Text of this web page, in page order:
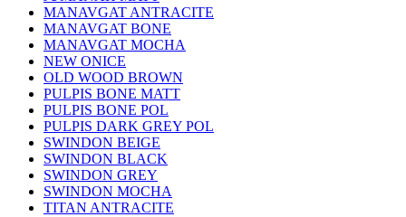
MANAVGAT ANTRACITE
MANAVGAT BONE
MANAVGAT MOCHA
NEW ONICE
OLD WOOD BROWN
PULPIS BONE MATT
PULPIS BONE POL
PULPIS DARK GREY POL
SWINDON BEIGE
SWINDON BLACK
SWINDON GREY
SWINDON MOCHA
TITAN ANTRACITE